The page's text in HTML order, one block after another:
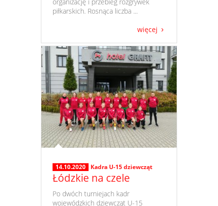
organizację i przebieg rozgrywek
piłkarskich. Rosnąca liczba ...
więcej
14.10.2020 Kadra U-15 dziewcząt
Łódzkie na czele
​ Po dwóch turniejach kadr
wojewódzkich dziewcząt U-15